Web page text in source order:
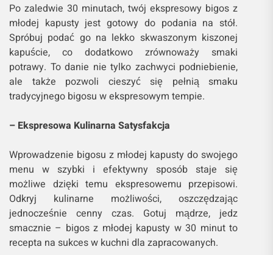
Po zaledwie 30 minutach, twój ekspresowy bigos z
młodej kapusty jest gotowy do podania na stół.
Spróbuj podać go na lekko skwaszonym kiszonej
kapuście, co dodatkowo zrównoważy smaki
potrawy. To danie nie tylko zachwyci podniebienie,
ale także pozwoli cieszyć się pełnią smaku
tradycyjnego bigosu w ekspresowym tempie.
– Ekspresowa Kulinarna Satysfakcja
Wprowadzenie bigosu z młodej kapusty do swojego
menu w szybki i efektywny sposób staje się
możliwe dzięki temu ekspresowemu przepisowi.
Odkryj kulinarne możliwości, oszczędzając
jednocześnie cenny czas. Gotuj mądrze, jedz
smacznie – bigos z młodej kapusty w 30 minut to
recepta na sukces w kuchni dla zapracowanych.